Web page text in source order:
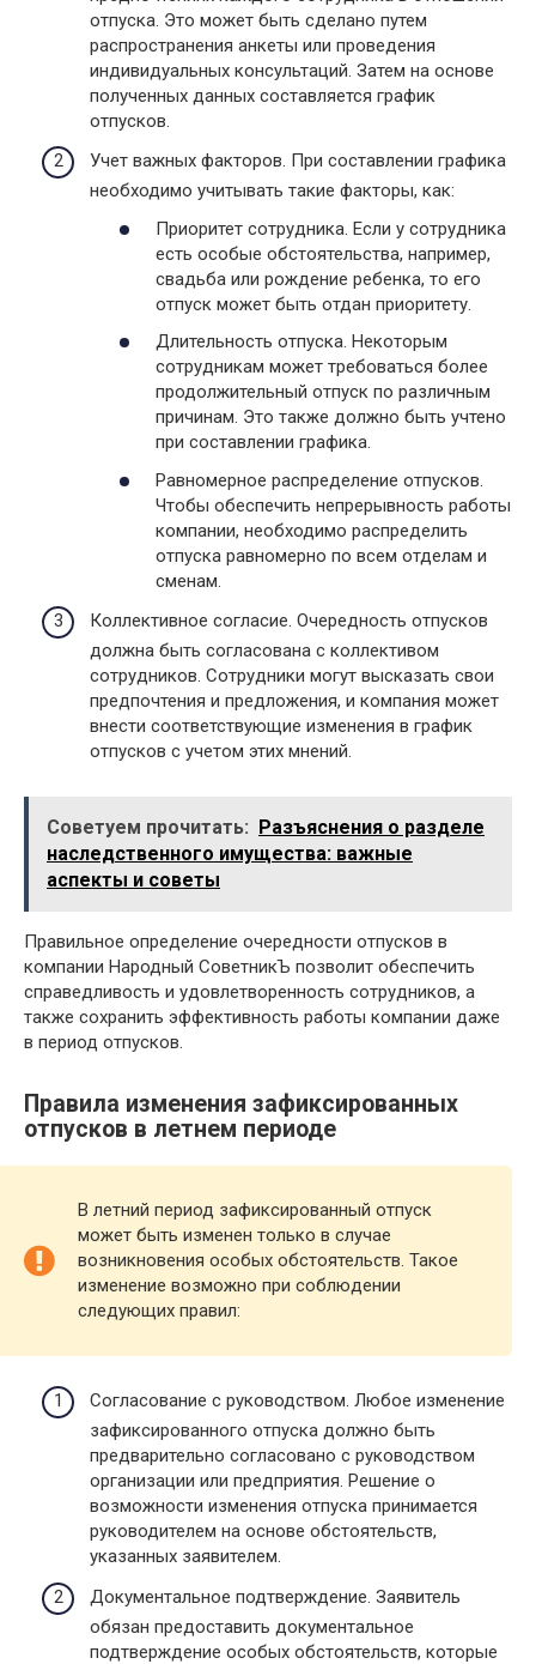
отпуска. Это может быть сделано путем
распространения анкеты или проведения
индивидуальных консультаций. Затем на основе
полученных данных составляется график
отпусков.
Учет важных факторов. При составлении графика
необходимо учитывать такие факторы, как:
Приоритет сотрудника. Если у сотрудника
есть особые обстоятельства, например,
свадьба или рождение ребенка, то его
отпуск может быть отдан приоритету.
Длительность отпуска. Некоторым
сотрудникам может требоваться более
продолжительный отпуск по различным
причинам. Это также должно быть учтено
при составлении графика.
Равномерное распределение отпусков.
Чтобы обеспечить непрерывность работы
компании, необходимо распределить
отпуска равномерно по всем отделам и
сменам.
Коллективное согласие. Очередность отпусков
должна быть согласована с коллективом
сотрудников. Сотрудники могут высказать свои
предпочтения и предложения, и компания может
внести соответствующие изменения в график
отпусков с учетом этих мнений.
Советуем прочитать:
Разъяснения о разделе
наследственного имущества: важные
аспекты и советы
Правильное определение очередности отпусков в
компании Народный СоветникЪ позволит обеспечить
справедливость и удовлетворенность сотрудников, а
также сохранить эффективность работы компании даже
в период отпусков.
Правила изменения зафиксированных
отпусков в летнем периоде
В летний период зафиксированный отпуск
может быть изменен только в случае
возникновения особых обстоятельств. Такое
изменение возможно при соблюдении
следующих правил:
Согласование с руководством. Любое изменение
зафиксированного отпуска должно быть
предварительно согласовано с руководством
организации или предприятия. Решение о
возможности изменения отпуска принимается
руководителем на основе обстоятельств,
указанных заявителем.
Документальное подтверждение. Заявитель
обязан предоставить документальное
подтверждение особых обстоятельств, которые